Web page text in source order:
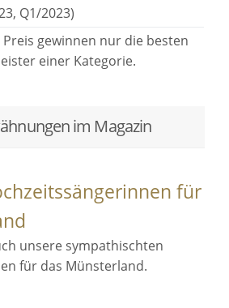
Q1/2023)
Preis gewinnen nur die besten
einer Kategorie.
im Magazin
für
unsere sympathischten
für das Münsterland.